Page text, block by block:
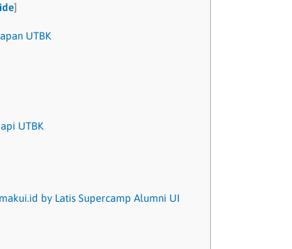
]
UTBK
UTBK
by Latis Supercamp Alumni UI